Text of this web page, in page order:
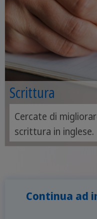
Scrittura
Cercate di
scrittura in inglese.
Continua ad